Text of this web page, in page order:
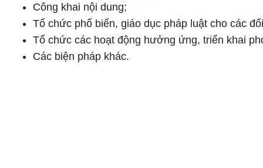
Công khai nội dung;
Tổ chức phổ biến, giáo dục pháp luật cho các
Tổ chức các hoạt động hưởng ứng, triển khai
Các biện pháp khác.